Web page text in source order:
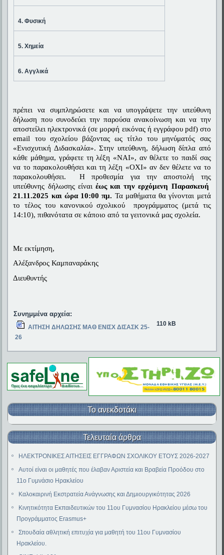
4. Φυσική
5. Χημεία
6. Αγγλικά
πρέπει να συμπληρώσετε και να υπογράψετε την υπεύθυνη
δήλωση που συνοδεύει την παρούσα ανακοίνωση και να την
αποστείλει ηλεκτρονικά (σε μορφή εικόνας ή εγγράφου pdf) στο
email του σχολείου βάζοντας ως τίτλο του μηνύματός σας
«Ενισχυτική Διδασκαλία». Στην υπεύθυνη, δήλωση δίπλα από
κάθε μάθημα, γράφετε τη λέξη «ΝΑΙ», αν θέλετε το παιδί σας
να το παρακολουθήσει και τη λέξη «ΟΧΙ» αν δεν θέλετε να το
παρακολουθήσει.  Η προθεσμία για την αποστολή της
υπεύθυνης δήλωσης είναι έως και την ερχόμενη Παρασκευή
21.11.2025 και ώρα 10:00 πμ. Τα μαθήματα θα γίνονται μετά
το τέλος του κανονικού σχολικού  προγράμματος (μετά τις
14:10), πιθανότατα σε κάποιο από τα γειτονικά μας σχολεία.
Με εκτίμηση,
Αλέξανδρος Καμπαναράκης
Διευθυντής
Συνημμένα αρχεία:
ΑΙΤΗΣΗ ΔΗΛΩΣΗΣ ΜΑΘ ΕΝΙΣΧ ΔΙΣΑΣΚ 25-
26
110 kB
Το ανεκδοτάκι
Τελευταία άρθρα
ΗΛΕΚΤΡΟΝΙΚΕΣ ΑΙΤΗΣΕΙΣ ΕΓΓΡΑΦΩΝ ΣΧΟΛΙΚΟΥ ΕΤΟΥΣ 2026-2027
Αυτοί είναι οι μαθητές που έλαβαν Αριστεία και Βραβεία Προόδου στο
11ο Γυμνάσιο Ηρακλείου
Καλοκαιρινή Εκστρατεία Ανάγνωσης και Δημιουργικότητας 2026
Κινητικότητα Εκπαιδευτικών του 11ου Γυμνασίου Ηρακλείου μέσω του
Προγράμματος Erasmus+
Σπουδαία αθλητική επιτυχία για μαθητή του 11ου Γυμνασίου
Ηρακλείου.